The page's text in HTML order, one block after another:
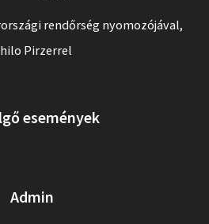
rendőrség nyomozójával,
Pirzerrel
események
Admin